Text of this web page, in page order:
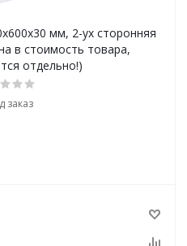
мм, 2-ух сторонняя
в стоимость товара,
отдельно!)
заказ